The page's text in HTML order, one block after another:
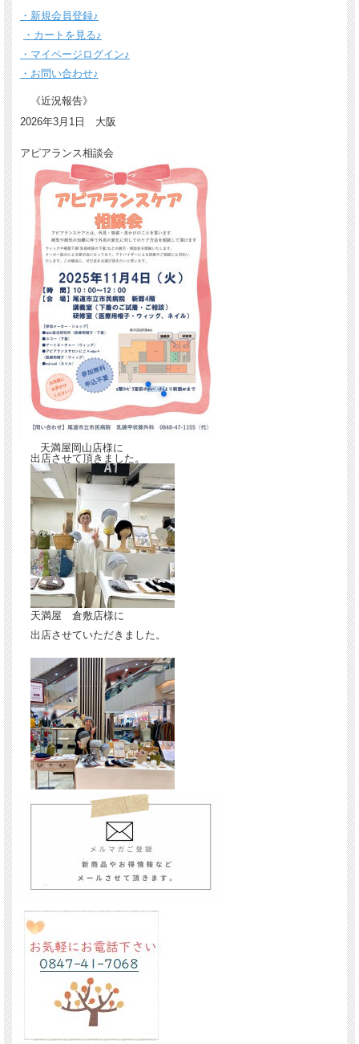
・新規会員登録♪
・カートを見る♪
・マイページログイン♪
・お問い合わせ♪
《近況報告》
2026年3月1日 大阪
アピアランス相談会
天満屋岡山店様に
出店させて頂きました。
天満屋 倉敷店様に
出店させていただきました。